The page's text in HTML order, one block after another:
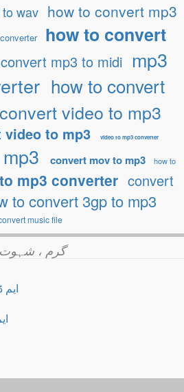
wav how to convert mp3
how to convert
convert mp3 to midi mp3
how to convert
convert video to mp3
to mp3 video to mp3 converter
convert mov to mp3
how to
mp3 converter convert
to convert 3gp to mp3
music file
گرم ، شہوت
ایم
ایم